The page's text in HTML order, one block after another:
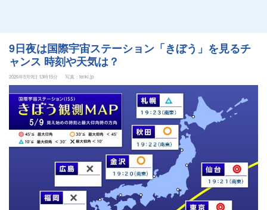
9日夜は国際宇宙ステーション「きぼう」を見るチ
ャンス 時刻や天気は？
2026年5月9日 13時15分 写真：tenki.jp